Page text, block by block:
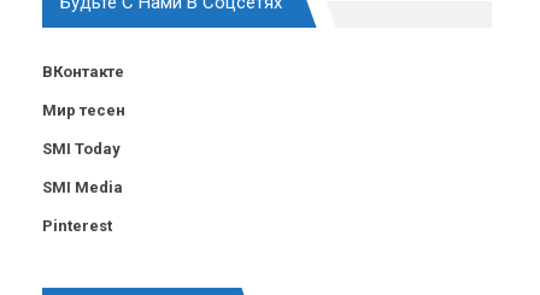
ВКонтакте
Мир тесен
SMI Today
SMI Media
Pinterest